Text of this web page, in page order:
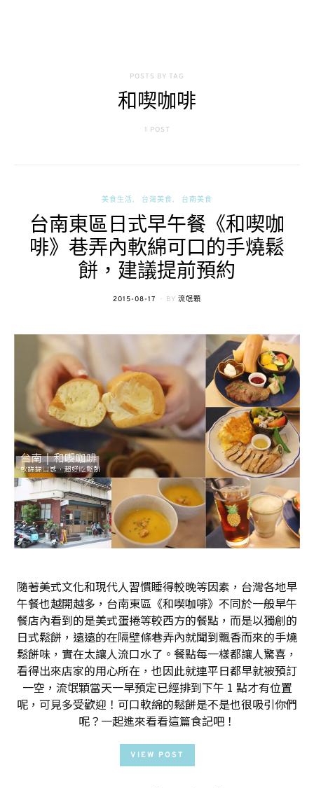
POSTS BY TAG
和喫咖啡
1 POST
美食生活 台灣美食 台南美食
台南東區日式早午餐《和喫咖
啡》巷弄內軟綿可口的手燒鬆
餅，建議提前預約
POSTED
2015-08-17 BY 流氓顆
隨著美式文化和現代人習慣睡得較晚等因素，台灣各地早
午餐也越開越多，台南東區《和喫咖啡》不同於一般早午
餐店內看到的是美式蛋捲等較西方的餐點，而是以獨創的
日式鬆餅，遠遠的在隔壁條巷弄內就聞到飄香而來的手燒
鬆餅味，實在太讓人流口水了。餐點每一樣都讓人驚喜，
看得出來店家的用心所在，也因此就連平日都早就被預訂
一空，流氓顆當天一早預定已經排到下午 1 點才有位置
呢，可見多受歡迎！可口軟綿的鬆餅是不是也很吸引你們
呢？一起進來看看這篇食記吧！
VIEW POST